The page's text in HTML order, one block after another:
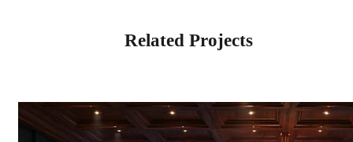
Related Projects